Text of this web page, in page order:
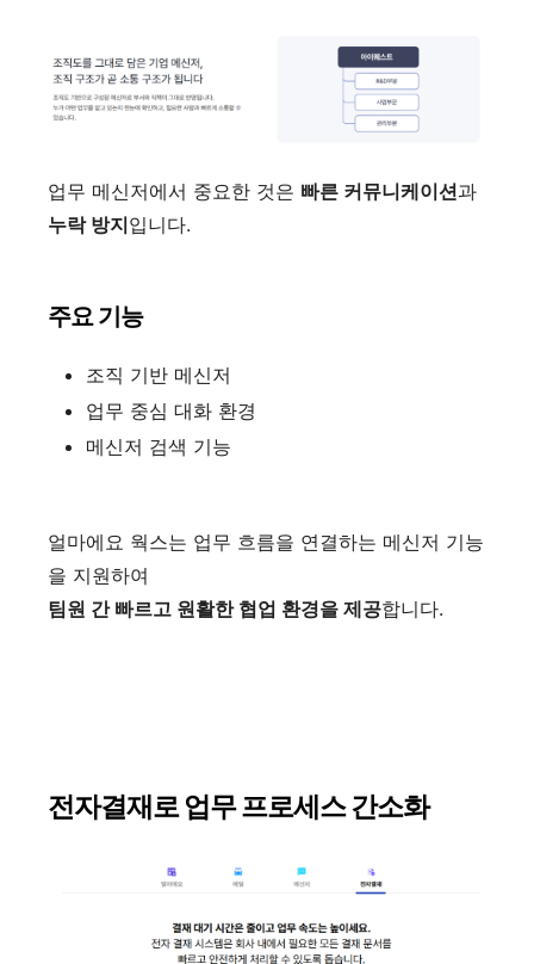
업무 메신저에서 중요한 것은 빠른 커뮤니케이션과
누락 방지입니다.
주요 기능
조직 기반 메신저
업무 중심 대화 환경
메신저 검색 기능
얼마에요 웍스는 업무 흐름을 연결하는 메신저 기능
을 지원하여
팀원 간 빠르고 원활한 협업 환경을 제공합니다.
전자결재로 업무 프로세스 간소화